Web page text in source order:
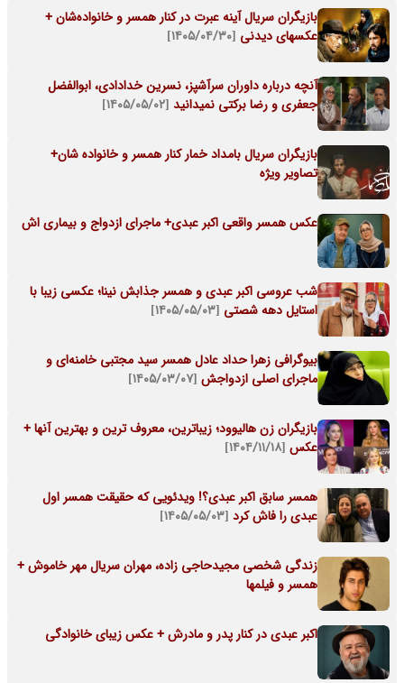
بازیگران سریال آینه عبرت در کنار همسر و خانواده‌شان +
عکسهای دیدنی [۱۴۰۵/۰۴/۳۰]
آنچه درباره داوران سرآشپز، نسرین خدادادی، ابوالفضل
جعفری و رضا برکتی نمیدانید [۱۴۰۵/۰۵/۰۲]
بازیگران سریال بامداد خمار کنار همسر و خانواده شان+
تصاویر ویژه
عکس همسر واقعی اکبر عبدی+ ماجرای ازدواج و بیماری اش
شب عروسی اکبر عبدی و همسر جذابش نینا؛ عکسی زیبا با
استایل دهه شصتی [۱۴۰۵/۰۵/۰۳]
بیوگرافی زهرا حداد عادل همسر سید مجتبی خامنه‌ای و
ماجرای اصلی ازدواجش [۱۴۰۵/۰۳/۰۷]
بازیگران زن هالیوود؛ زیباترین، معروف ترین و بهترین آنها +
عکس [۱۴۰۴/۱۱/۱۸]
همسر سابق اکبر عبدی؟! ویدئویی که حقیقت همسر اول
عبدی را فاش کرد [۱۴۰۵/۰۵/۰۳]
زندگی شخصی مجیدحاجی زاده، مهران سریال مهر خاموش +
همسر و فیلمها
اکبر عبدی در کنار پدر و مادرش + عکس زیبای خانوادگی